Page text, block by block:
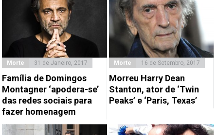
Morte 31 de Janeiro, 2017
Família de Domingos
Montagner ‘apodera-se’
das redes sociais para
fazer homenagem
Morte 16 de Setembro, 2017
Morreu Harry Dean
Stanton, ator de ‘Twin
Peaks’ e ‘Paris, Texas’